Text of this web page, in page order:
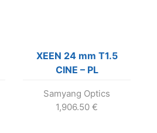
XEEN 24 mm T1.5
CINE – PL
Samyang Optics
1,906.50 €